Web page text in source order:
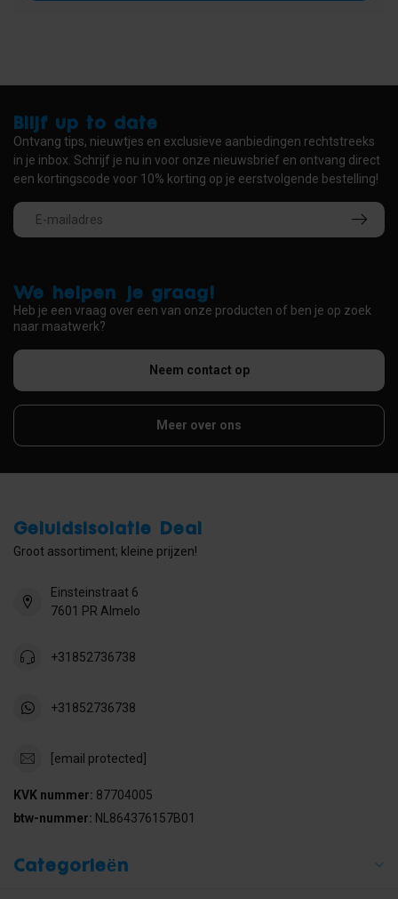
We helpen je graag!
Heb je een vraag over een van onze producten of ben je op zoek
naar maatwerk?
Neem contact op
Meer over ons
Blijf up to date
Ontvang tips, nieuwtjes en exclusieve aanbiedingen rechtstreeks
in je inbox. Schrijf je nu in voor onze nieuwsbrief en ontvang direct
een kortingscode voor 10% korting op je eerstvolgende bestelling!
Geluidsisolatie Deal
Groot assortiment; kleine prijzen!
Einsteinstraat 6
7601 PR Almelo
+31852736738
+31852736738
[email protected]
KVK nummer: 87704005
btw-nummer: NL864376157B01
Categorieën